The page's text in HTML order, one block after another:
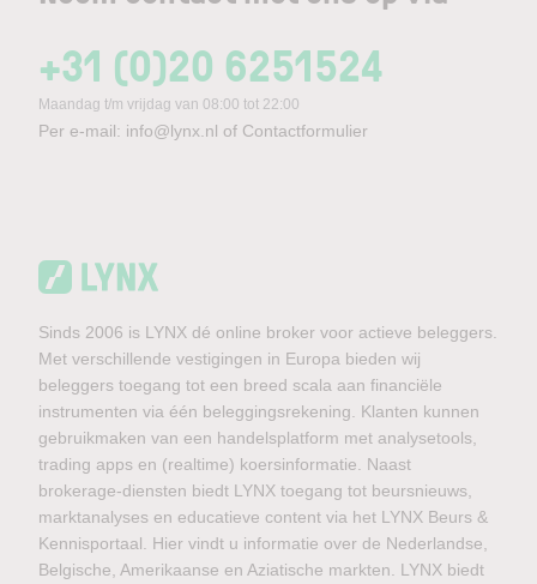
+31 (0)20 6251524
Maandag t/m vrijdag van 08:00 tot 22:00
Per e-mail: info@lynx.nl of Contactformulier
Sinds 2006 is LYNX dé online broker voor actieve beleggers.
Met verschillende vestigingen in Europa bieden wij
beleggers toegang tot een breed scala aan financiële
instrumenten via één beleggingsrekening. Klanten kunnen
gebruikmaken van een handelsplatform met analysetools,
trading apps en (realtime) koersinformatie. Naast
brokerage-diensten biedt LYNX toegang tot beursnieuws,
marktanalyses en educatieve content via het LYNX Beurs &
Kennisportaal. Hier vindt u informatie over de Nederlandse,
Belgische, Amerikaanse en Aziatische markten. LYNX biedt